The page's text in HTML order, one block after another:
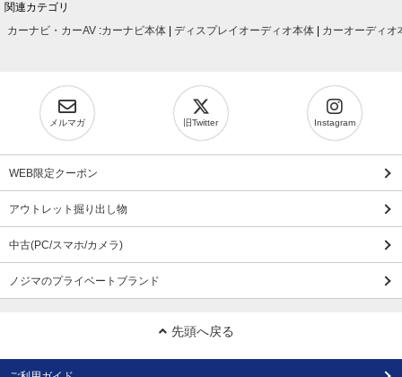
関連カテゴリ
カーナビ・カーAV :カーナビ本体 ディスプレイオーディオ本体 カーオーディオ
メルマガ 旧Twitter Instagram
WEB限定クーポン
アウトレット掘り出し物
中古(PC/スマホ/カメラ)
ノジマのプライベートブランド
先頭へ戻る